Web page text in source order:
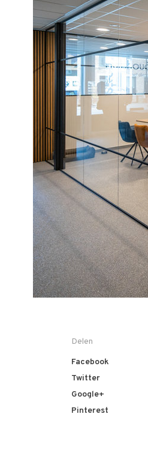
Delen
Facebook
Twitter
Google+
Pinterest